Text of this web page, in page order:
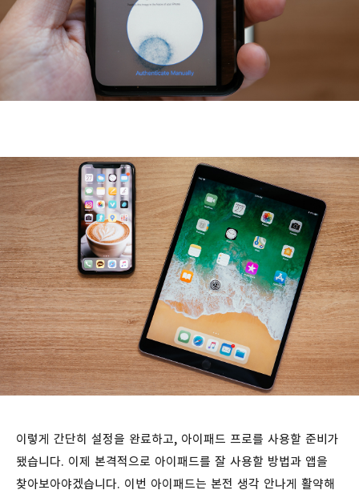
이렇게 간단히 설정을 완료하고, 아이패드 프로를 사용할 준비가
됐습니다. 이제 본격적으로 아이패드를 잘 사용할 방법과 앱을
찾아보아야겠습니다. 이번 아이패드는 본전 생각 안나게 활약해